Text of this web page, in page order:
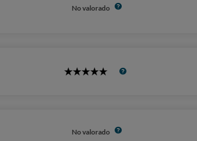
No valorado
5
No valorado